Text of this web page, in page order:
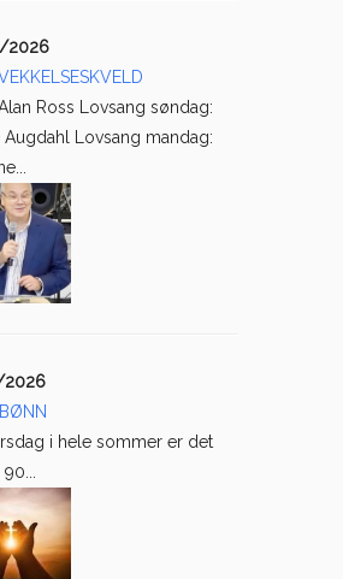
2026
Ross Lovsang søndag:
Augdahl Lovsang mandag:
i hele sommer er det